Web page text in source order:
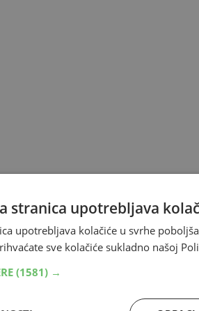
je iolujni udarod 85 km na sat.
stranice Agencije za okoliš
stranica upotrebljava
upotrebljava kolačiće u svrhe
sve kolačiće sukladno našoj
(1581) →